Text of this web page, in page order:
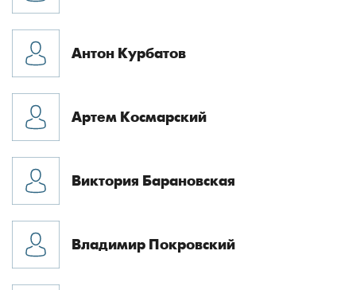
Антон Курбатов
Артем Космарский
Виктория Барановская
Владимир Покровский